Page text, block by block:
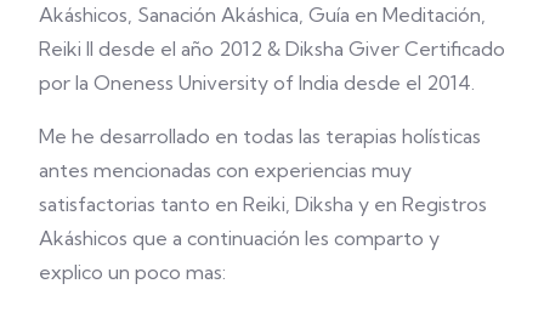
Akáshicos, Sanación Akáshica, Guía en Meditación,
Reiki II desde el año 2012 & Diksha Giver Certificado
por la Oneness University of India desde el 2014.
Me he desarrollado en todas las terapias holísticas
antes mencionadas con experiencias muy
satisfactorias tanto en Reiki, Diksha y en Registros
Akáshicos que a continuación les comparto y
explico un poco mas: